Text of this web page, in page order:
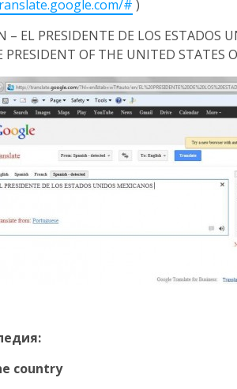
# )
– EL PRESIDENTE DE LOS ESTADOS
PRESIDENT OF THE UNITED STATES
country